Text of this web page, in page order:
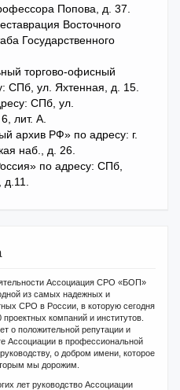
Попова, д. 37.
Восточного
Государственного
торгово-офисный
СПб, ул. Яхтенная, д. 15.
СПб, ул.
лит. А.
архив РФ» по адресу: г.
наб., д. 26.
по адресу: СПб,
Ассоциация СРО «БОП»
из самых надежных и
СРО в России, в которую сегодня
проектных компаний и институтов.
о положительной репутации и
Ассоциации в профессиональной
о добром имени, которое
мы дорожим.
лет руководство Ассоциации